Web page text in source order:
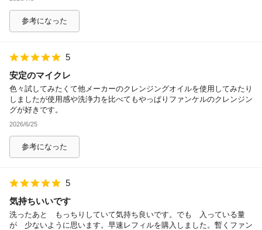
参考になった
5
安定のマイクレ
色々試してみたくて他メーカーのクレンジングオイルを使用してみたり
しましたが使用感や洗浄力を比べてもやっぱりファンケルのクレンジン
グが好きです。
2026/6/25
参考になった
5
気持ちいいです
洗ったあと もっちりしていて気持ち良いです。でも 入っている量
が 少ないように思います。早速レフィルを購入しました。暫くファン